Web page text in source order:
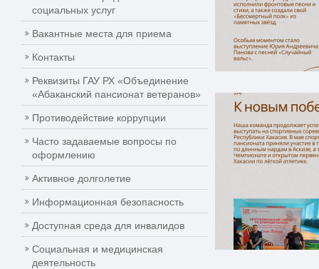
социальных услуг
Вакантные места для приема
Контакты
Реквизиты ГАУ РХ «Объединение
«Абаканский пансионат ветеранов»
Противодействие коррупции
Часто задаваемые вопросы по
оформлению
Активное долголетие
Информационная безопасность
Доступная среда для инвалидов
Социальная и медицинская
деятельность